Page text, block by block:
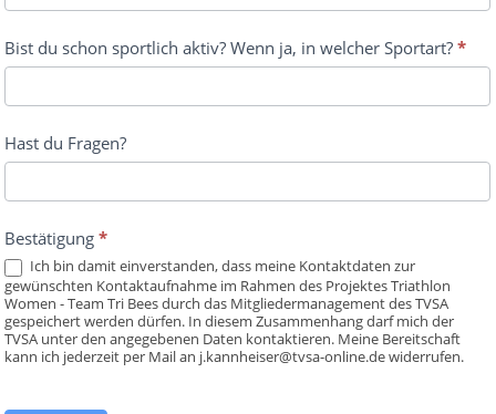
Bist du schon sportlich aktiv? Wenn ja, in welcher Sportart?*
Hast du Fragen?
Bestätigung*
Ich bin damit einverstanden, dass meine Kontaktdaten zur
gewünschten Kontaktaufnahme im Rahmen des Projektes Triathlon
Women - Team Tri Bees durch das Mitgliedermanagement des TVSA
gespeichert werden dürfen. In diesem Zusammenhang darf mich der
TVSA unter den angegebenen Daten kontaktieren. Meine Bereitschaft
kann ich jederzeit per Mail an j.kannheiser@tvsa-online.de widerrufen.